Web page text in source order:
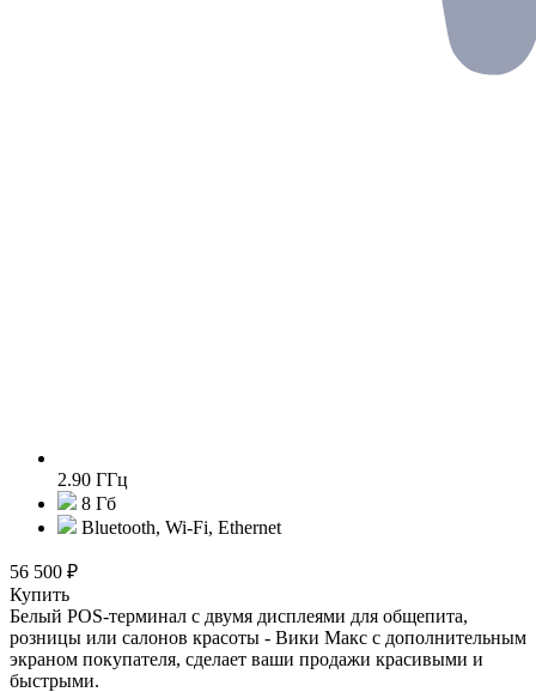
2.90 ГГц
8 Гб
Bluetooth, Wi-Fi, Ethernet
56 500 ₽
Купить
Белый POS-терминал с двумя дисплеями для общепита,
розницы или салонов красоты - Вики Макс с дополнительным
экраном покупателя, сделает ваши продажи красивыми и
быстрыми.